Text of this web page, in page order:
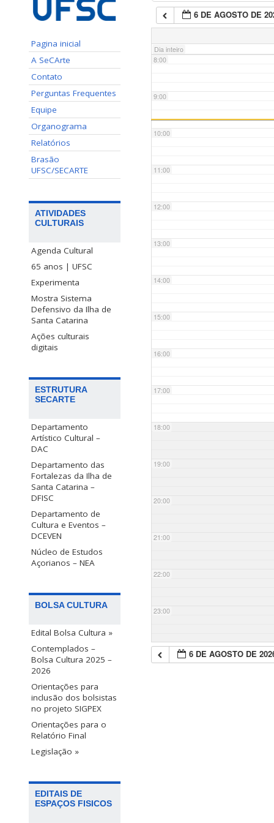
Pagina inicial
A SeCArte
Contato
Perguntas Frequentes
Equipe
Organograma
Relatórios
Brasão
UFSC/SECARTE
ATIVIDADES
CULTURAIS
Agenda Cultural
65 anos | UFSC
Experimenta
Mostra Sistema
Defensivo da Ilha de
Santa Catarina
Ações culturais
digitais
ESTRUTURA
SECARTE
Departamento
Artístico Cultural –
DAC
Departamento das
Fortalezas da Ilha de
Santa Catarina –
DFISC
Departamento de
Cultura e Eventos –
DCEVEN
Núcleo de Estudos
Açorianos – NEA
BOLSA CULTURA
Edital Bolsa Cultura »
Contemplados –
Bolsa Cultura 2025 –
2026
Orientações para
inclusão dos bolsistas
no projeto SIGPEX
Orientações para o
Relatório Final
Legislação »
EDITAIS DE
ESPAÇOS FISICOS
6 DE AGOSTO DE
Dia inteiro
7:00
8:00
9:00
10:00
11:00
12:00
13:00
14:00
15:00
16:00
17:00
18:00
19:00
20:00
21:00
22:00
23:00
6 DE AGOSTO DE